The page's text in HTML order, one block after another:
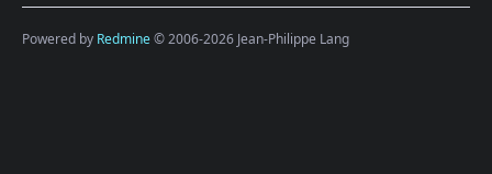
Powered by Redmine© 2006-2026 Jean-Philippe Lang